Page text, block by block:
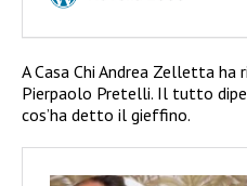
A Casa Chi Andrea Zelletta
Pierpaolo Pretelli. Il tutto
cos’ha detto il gieffino.